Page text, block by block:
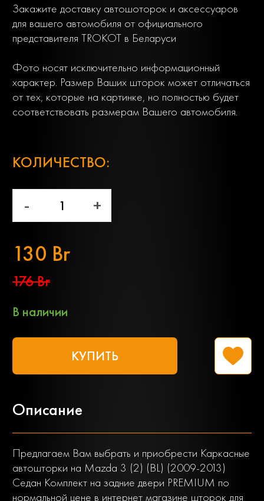
Закажите доставку автошоторок и аксессуаров
для вашего автомобиля от официального
представителя TROKOT в Беларуси
Фото носят исключительно информационный
характер. Размер Ваших шторок может отличаться
от тех, которые на картинке, но полностью будет
соответствовать размерам Вашего автомобиля.
КОЛИЧЕСТВО:
- +
130 Br
176 Br
В наличии
КУПИТЬ
Описание
Предлагаем Вам выбрать и приобрести Каркасные
автошторки на Mazda 3 (2) (BL) (2009-2013)
Седан Комплект на задние двери PREMIUM по
нормальной цене в интернет магазине шторок для